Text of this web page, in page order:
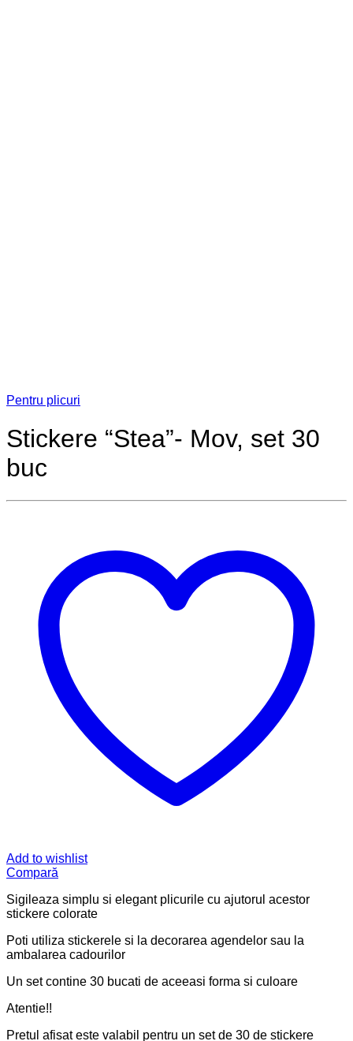
Pentru plicuri
Stickere “Stea”- Mov, set 30
buc
Add to wishlist
Compară
Sigileaza simplu si elegant plicurile cu ajutorul acestor
stickere colorate
Poti utiliza stickerele si la decorarea agendelor sau la
ambalarea cadourilor
Un set contine 30 bucati de aceeasi forma si culoare
Atentie!!
Pretul afisat este valabil pentru un set de 30 de stickere